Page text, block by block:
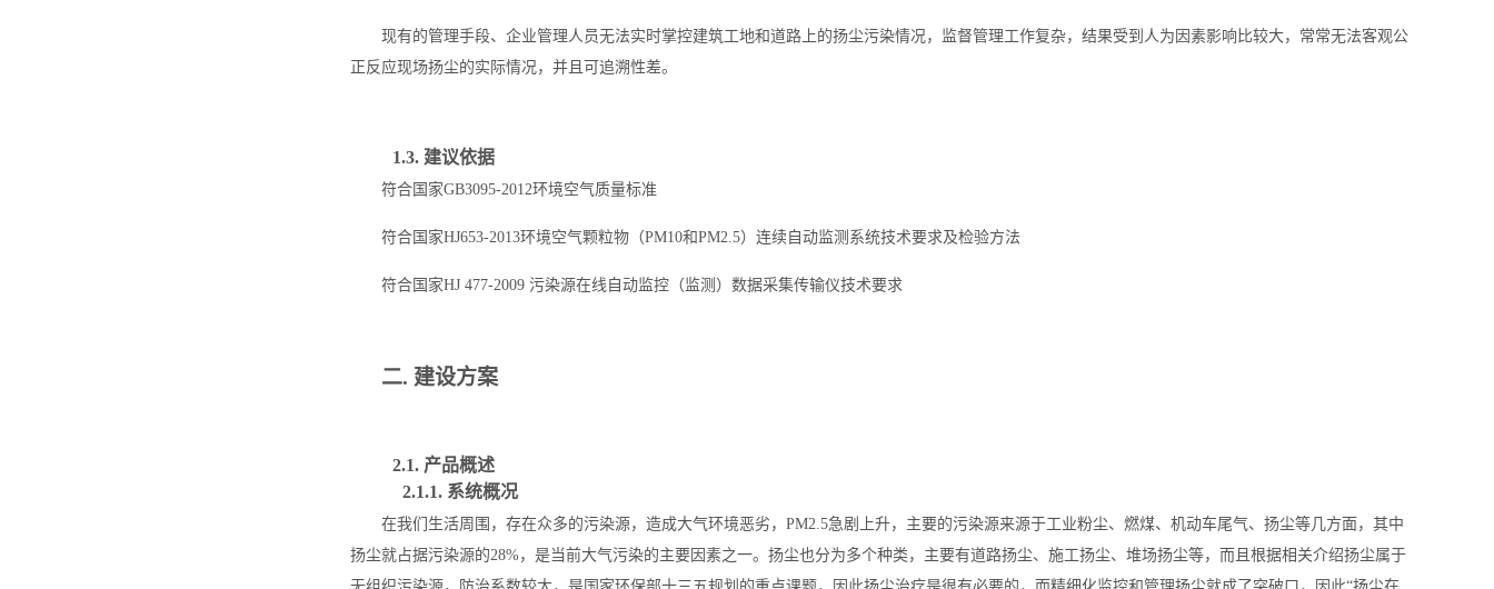
现有的管理手段、企业管理人员无法实时掌控建筑工地和道路上的扬尘污染情况，监督管理工作复杂，结果受到人为因素影响比较大，常常无法客观公
正反应现场扬尘的实际情况，并且可追溯性差。
1.3. 建议依据
符合国家GB3095-2012环境空气质量标准
符合国家HJ653-2013环境空气颗粒物（PM10和PM2.5）连续自动监测系统技术要求及检验方法
符合国家HJ 477-2009 污染源在线自动监控（监测）数据采集传输仪技术要求
二. 建设方案
2.1. 产品概述
2.1.1. 系统概况
在我们生活周围，存在众多的污染源，造成大气环境恶劣，PM2.5急剧上升，主要的污染源来源于工业粉尘、燃煤、机动车尾气、扬尘等几方面，其中
扬尘就占据污染源的28%，是当前大气污染的主要因素之一。扬尘也分为多个种类，主要有道路扬尘、施工扬尘、堆场扬尘等，而且根据相关介绍扬尘属于